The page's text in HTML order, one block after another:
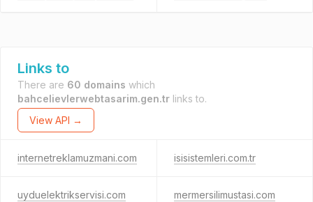
Links to
There are 60 domains which
bahcelievlerwebtasarim.gen.tr links to.
View API →
internetreklamuzmani.com isisistemleri.com.tr
uyduelektrikservisi.com mermersilimustasi.com